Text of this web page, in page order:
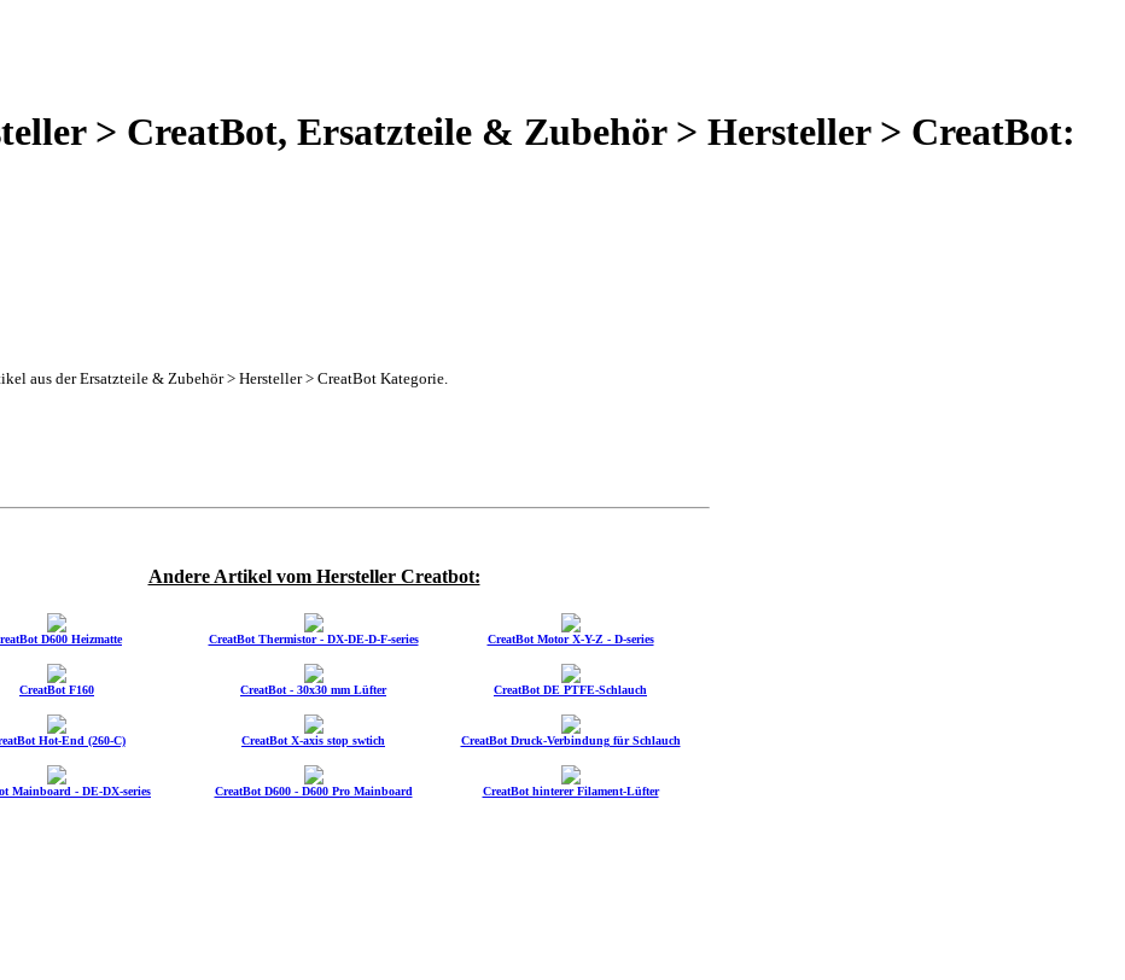
> CreatBot, Ersatzteile & Zubehör > Hersteller > CreatBot:
aus der Ersatzteile & Zubehör > Hersteller > CreatBot Kategorie.
Andere Artikel vom Hersteller Creatbot:
D600 Heizmatte CreatBot Thermistor - DX-DE-D-F-series CreatBot Motor X-Y-Z - D-series
CreatBot F160 CreatBot - 30x30 mm Lüfter CreatBot DE PTFE-Schlauch
Hot-End (260-C) CreatBot X-axis stop swtich CreatBot Druck-Verbindung für Schlauch
Mainboard - DE-DX-series CreatBot D600 - D600 Pro Mainboard CreatBot hinterer Filament-Lüfter